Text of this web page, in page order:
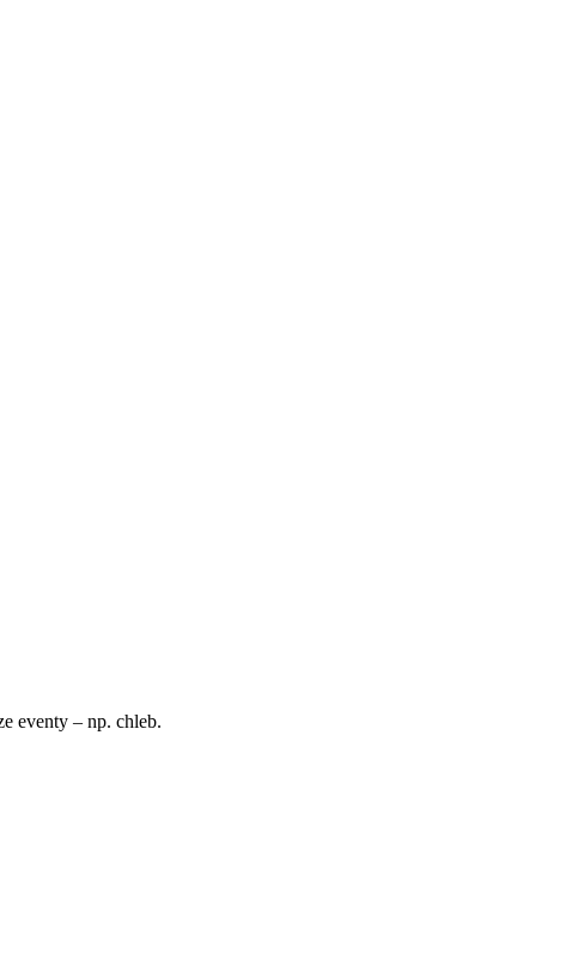
eventy – np. chleb.